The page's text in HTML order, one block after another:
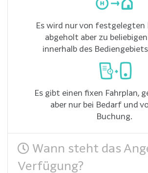
Es wird nur von
abgeholt aber zu
innerhalb des
Es gibt einen fixen Fahrplan,
aber nur bei Bedarf und
Buchung.
Wann steht das
Verfügung?